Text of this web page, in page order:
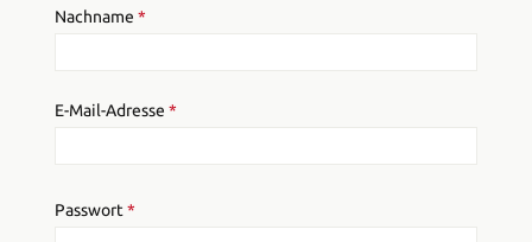
Nachname *
E-Mail-Adresse *
Passwort *